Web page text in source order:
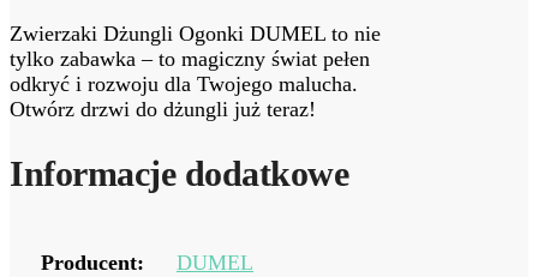
Zwierzaki Dżungli Ogonki DUMEL to nie
tylko zabawka – to magiczny świat pełen
odkryć i rozwoju dla Twojego malucha.
Otwórz drzwi do dżungli już teraz!
Informacje dodatkowe
Producent: DUMEL